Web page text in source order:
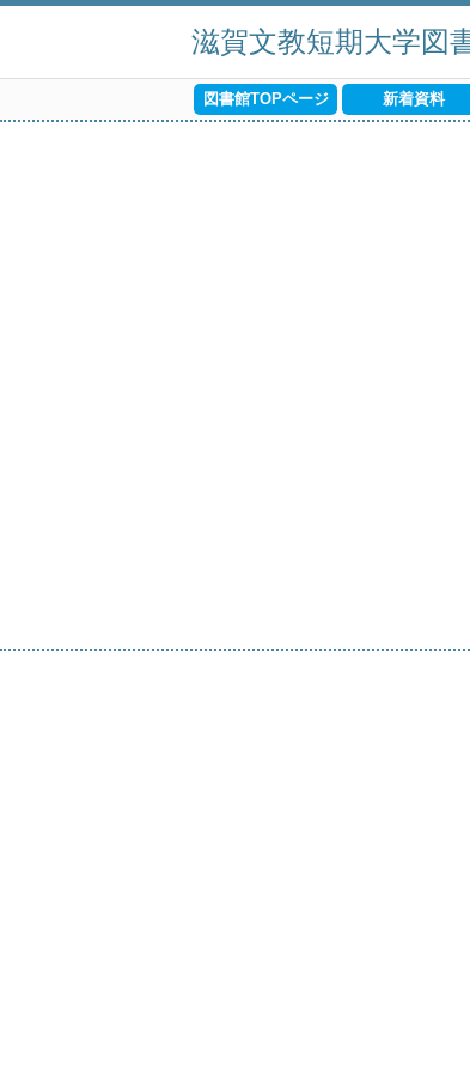
滋賀文教短期大学図
図書館TOPページ 新着資料